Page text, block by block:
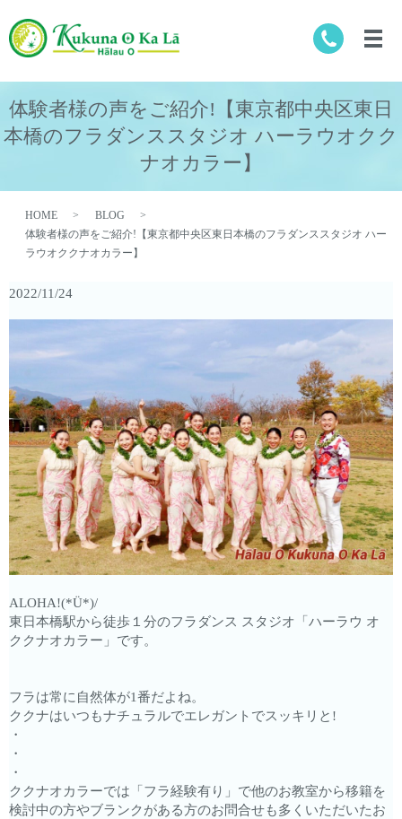
体験者様の声をご紹介!【東京都中央区東日
本橋のフラダンススタジオ ハーラウオクク
ナオカラー】
HOME
BLOG
体験者様の声をご紹介!【東京都中央区東日本橋のフラダンススタジオ ハー
ラウオククナオカラー】
2022/11/24
ALOHA!(*Ü*)/
東日本橋駅から徒歩１分のフラダンス スタジオ「ハーラウ オ
ククナオカラー」です。
フラは常に自然体が1番だよね。
ククナはいつもナチュラルでエレガントでスッキリと!
・
・
・
ククナオカラーでは「フラ経験有り」で他のお教室から移籍を
検討中の方やブランクがある方のお問合せも多くいただいたお